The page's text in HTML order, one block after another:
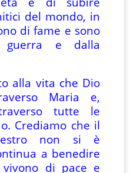
del mondo, in
di fame e sono
e dalla
alla vita che Dio
Maria e,
tutte le
Crediamo che il
non si è
a benedire
di pace e